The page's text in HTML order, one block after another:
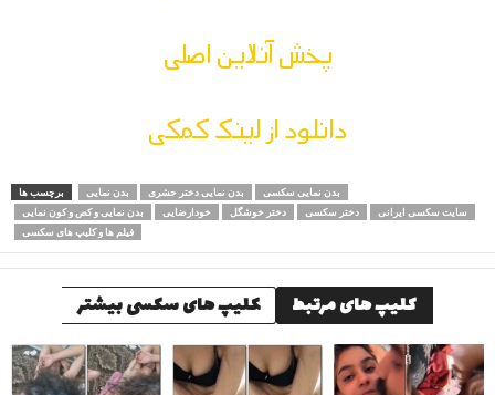
پخش آنلاین اصلی
دانلود از لینک کمکی
برچسب ها بدن نمایی بدن نمایی دختر حشری
بدن نمایی سکسی
بدن نمایی و کص و کون نمایی
خودارضایی دختر خوشگل دختر سکسی
سایت سکسی ایرانی
فیلم ها و کلیپ های سکسی
کلیپ های مرتبط کلیپ های سکسی بیشتر